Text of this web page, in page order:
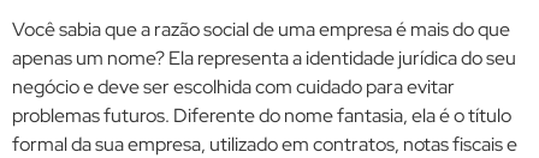
Você sabia que a razão social de uma empresa é mais do que
apenas um nome? Ela representa a identidade jurídica do seu
negócio e deve ser escolhida com cuidado para evitar
problemas futuros. Diferente do nome fantasia, ela é o título
formal da sua empresa, utilizado em contratos, notas fiscais e